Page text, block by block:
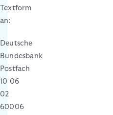
Textform
an:
Deutsche
Bundesbank
Postfach
10 06
02
60006